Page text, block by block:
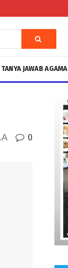
TANYA JAWAB AGAMA
A 0